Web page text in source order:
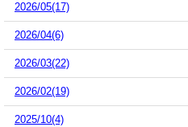
2026/05(17)
2026/04(6)
2026/03(22)
2026/02(19)
2025/10(4)